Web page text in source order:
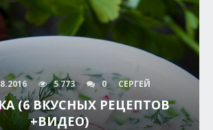
5 773 0 СЕРГЕЙ
(6 ВКУСНЫХ РЕЦЕПТОВ
+ВИДЕО)